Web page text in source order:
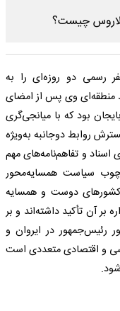
رسمی دو روزه‌ای را به
منطقه‌ای وی پس از امضای
بود که با میانجی‌گری
روابط دوجانبه به‌ویژه
و تفاهم‌نامه‌های مهم
سیاست همسایه‌محور
کشورهای دوست و همسایه
بر آن تأکید داشته‌اند و بر
رئیس‌جمهور در ایروان و
و اقتصادی متعددی است